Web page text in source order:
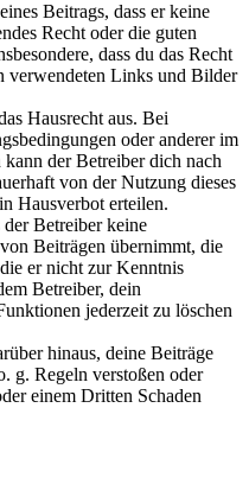
Beitrags, dass er keine
Recht oder die guten
dass du das Recht
verwendeten Links und Bilder
Hausrecht aus. Bei
oder anderer im
der Betreiber dich nach
von der Nutzung dieses
Hausverbot erteilen.
Betreiber keine
Beiträgen übernimmt, die
er nicht zur Kenntnis
Betreiber, dein
jederzeit zu löschen
hinaus, deine Beiträge
g. Regeln verstoßen oder
einem Dritten Schaden